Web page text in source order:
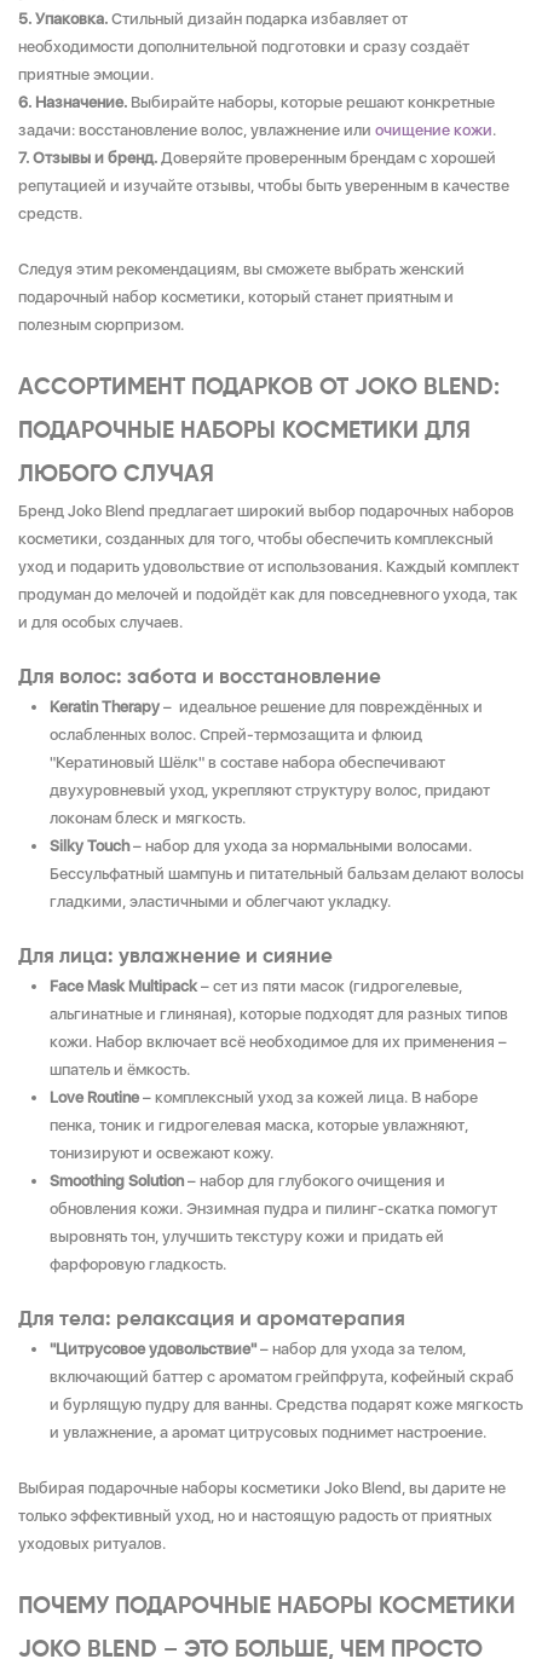
Упаковка. Стильный дизайн подарка избавляет от
необходимости дополнительной подготовки и сразу создаёт
приятные эмоции.
Назначение. Выбирайте наборы, которые решают конкретные
задачи: восстановление волос, увлажнение или очищение кожи.
Отзывы и бренд. Доверяйте проверенным брендам с хорошей
репутацией и изучайте отзывы, чтобы быть уверенным в качестве
средств.
Следуя этим рекомендациям, вы сможете выбрать женский
подарочный набор косметики, который станет приятным и
полезным сюрпризом.
АССОРТИМЕНТ ПОДАРКОВ ОТ JOKO BLEND:
ПОДАРОЧНЫЕ НАБОРЫ КОСМЕТИКИ ДЛЯ
ЛЮБОГО СЛУЧАЯ
Бренд Joko Blend предлагает широкий выбор подарочных наборов
косметики, созданных для того, чтобы обеспечить комплексный
уход и подарить удовольствие от использования. Каждый комплект
продуман до мелочей и подойдёт как для повседневного ухода, так
и для особых случаев.
Для волос: забота и восстановление
Keratin Therapy – идеальное решение для повреждённых и
ослабленных волос. Спрей-термозащита и флюид
"Кератиновый Шёлк" в составе набора обеспечивают
двухуровневый уход, укрепляют структуру волос, придают
локонам блеск и мягкость.
Silky Touch– набор для ухода за нормальными волосами.
Бессульфатный шампунь и питательный бальзам делают волосы
гладкими, эластичными и облегчают укладку.
Для лица: увлажнение и сияние
Face Mask Multipack – сет из пяти масок (гидрогелевые,
альгинатные и глиняная), которые подходят для разных типов
кожи. Набор включает всё необходимое для их применения –
шпатель и ёмкость.
Love Routine – комплексный уход за кожей лица. В наборе
пенка, тоник и гидрогелевая маска, которые увлажняют,
тонизируют и освежают кожу.
Smoothing Solution – набор для глубокого очищения и
обновления кожи. Энзимная пудра и пилинг-скатка помогут
выровнять тон, улучшить текстуру кожи и придать ей
фарфоровую гладкость.
Для тела: релаксация и ароматерапия
"Цитрусовое удовольствие" – набор для ухода за телом,
включающий баттер с ароматом грейпфрута, кофейный скраб
и бурлящую пудру для ванны. Средства подарят коже мягкость
и увлажнение, а аромат цитрусовых поднимет настроение.
Выбирая подарочные наборы косметики Joko Blend, вы дарите не
только эффективный уход, но и настоящую радость от приятных
уходовых ритуалов.
ПОЧЕМУ ПОДАРОЧНЫЕ НАБОРЫ КОСМЕТИКИ
JOKO BLEND – ЭТО БОЛЬШЕ, ЧЕМ ПРОСТО